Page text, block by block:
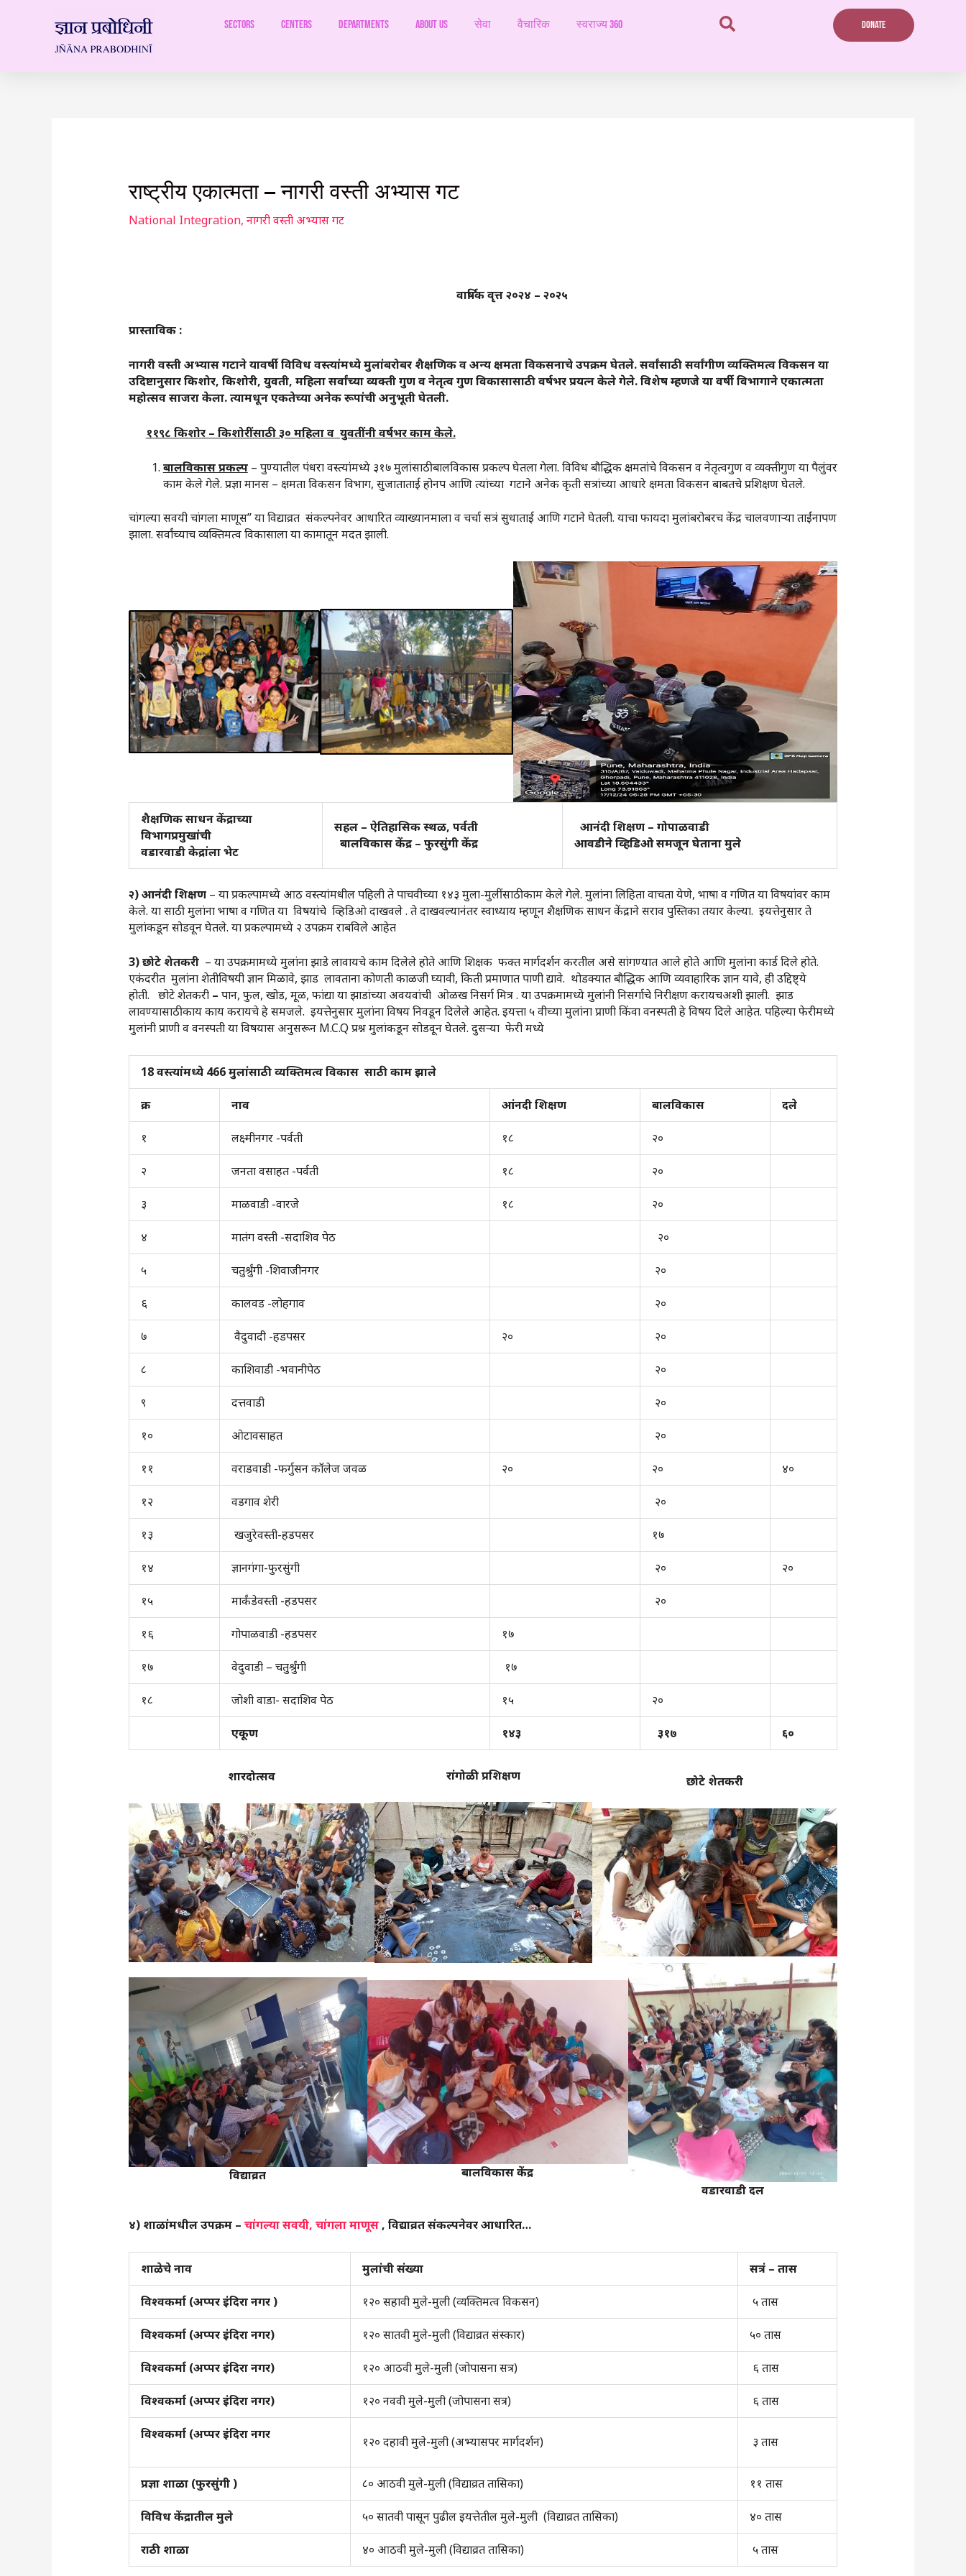
Sectors Centers Departments ABOUT US सेवा वैचारिक स्वराज्य 360 DONATE
राष्ट्रीय एकात्मता – नागरी वस्ती अभ्यास गट
National Integration, नागरी वस्ती अभ्यास गट
वार्षिक वृत्त२०२४ – २०२५
प्रास्ताविक :
नागरी वस्ती अभ्यास गटाने यावर्षी विविध वस्त्यांमध्ये मुलांबरोबर शैक्षणिक व अन्य क्षमता विकसनाचे उपक्रम घेतले. सर्वांसाठी सर्वांगीण व्यक्तिमत्व विकसन या
उदिष्टानुसार किशोर, किशोरी, युवती, महिला सर्वांच्या व्यक्ती गुण व नेतृत्व गुण विकासासाठी वर्षभर प्रयत्न केले गेले. विशेष म्हणजे या वर्षी विभागाने एकात्मता
महोत्सव साजरा केला. त्यामधून एकतेच्या अनेक रूपांची अनुभूती घेतली.
११९८ किशोर – किशोरींसाठी ३० महिला व युवतींनी वर्षभर काम केले.
बालविकास प्रकल्प– पुण्यातील पंधरा वस्त्यांमध्ये ३१७ मुलांसाठी बालविकास प्रकल्प घेतला गेला. विविध बौद्धिक क्षमतांचे विकसन व नेतृत्वगुण व व्यक्तीगुण या पैलुंवर
काम केले गेले. प्रज्ञा मानस – क्षमता विकसन विभाग, सुजाताताई होनप आणि त्यांच्या गटाने अनेक कृती सत्रांच्या आधारे क्षमता विकसन बाबतचे प्रशिक्षण घेतले.
चांगल्या सवयी चांगला माणूस” या विद्याव्रत संकल्पनेवर आधारित व्याख्यानमाला व चर्चा सत्रं सुधाताई आणि गटाने घेतली. याचा फायदा मुलांबरोबरच केंद्र चालवणाऱ्या ताईंनापण
झाला. सर्वांच्याच व्यक्तिमत्व विकासाला या कामातून मदत झाली.
शैक्षणिक साधन केंद्राच्या
विभागप्रमुखांची
वडारवाडी केद्रांला भेट
सहल – ऐतिहासिक स्थळ, पर्वती
बालविकास केंद्र – फुरसुंगी केंद्र
आनंदी शिक्षण – गोपाळवाडी
आवडीने व्हिडिओ समजून घेताना मुले
२) आनंदी शिक्षण – या प्रकल्पामध्ये आठ वस्त्यांमधील पहिली ते पाचवीच्या १४३ मुला-मुलींसाठी काम केले गेले. मुलांना लिहिता वाचता येणे, भाषा व गणित या विषयांवर काम
केले. या साठी मुलांना भाषा व गणित या विषयांचे व्हिडिओ दाखवले . ते दाखवल्यानंतर स्वाध्याय म्हणून शैक्षणिक साधन केंद्राने सराव पुस्तिका तयार केल्या. इयत्तेनुसार ते
मुलांकडून सोडवून घेतले. या प्रकल्पामध्ये २ उपक्रम राबविले आहेत
3) छोटे शेतकरी– या उपक्रमामध्ये मुलांना झाडे लावायचे काम दिलेले होते आणि शिक्षक फक्त मार्गदर्शन करतील असे सांगण्यात आले होते आणि मुलांना कार्ड दिले होते.
एकंदरीत मुलांना शेतीविषयी ज्ञान मिळावे, झाड लावताना कोणती काळजी घ्यावी, किती प्रमाणात पाणी द्यावे. थोडक्यात बौद्धिक आणि व्यवाहारिक ज्ञान यावे, ही उद्दिष्ट्ये
होती. छोटे शेतकरी– पान, फुल, खोड, मूळ, फांद्या या झाडांच्या अवयवांची ओळख निसर्ग मित्र . या उपक्रमामध्ये मुलांनी निसर्गाचे निरीक्षण करायचअशी झाली. झाड
लावण्यासाठी काय काय करायचे हे समजले. इयत्तेनुसार मुलांना विषय निवडून दिलेले आहेत. इयत्ता ५ वीच्या मुलांना प्राणी किंवा वनस्पती हे विषय दिले आहेत. पहिल्या फेरीमध्ये
मुलांनी प्राणी व वनस्पती या विषयास अनुसरून M.C.Q प्रश्न मुलांकडून सोडवून घेतले. दुसऱ्या फेरी मध्ये
18 वस्त्यांमध्ये 466 मुलांसाठी व्यक्तिमत्व विकास साठी काम झाले
क्र नाव आंनदी शिक्षण बालविकास दले
१ लक्ष्मीनगर -पर्वती १८ २०
२ जनता वसाहत -पर्वती १८ २०
३ माळवाडी -वारजे १८ २०
४ मातंग वस्ती -सदाशिव पेठ २०
५ चतुर्श्रुंगी -शिवाजीनगर २०
६ कालवड -लोहगाव २०
७ वैदुवादी -हडपसर २० २०
८ काशिवाडी -भवानीपेठ २०
९ दत्तवाडी २०
१० ओटावसाहत २०
११ वराडवाडी -फर्गुसन कॉलेज जवळ २० २० ४०
१२ वडगाव शेरी २०
१३ खजुरेवस्ती-हडपसर १७
१४ ज्ञानगंगा-फुरसुंगी २० २०
१५ मार्कंडेवस्ती -हडपसर २०
१६ गोपाळवाडी -हडपसर १७
१७ वेदुवाडी – चतुर्श्रुंगी १७
१८ जोशी वाडा- सदाशिव पेठ १५ २०
एकूण १४३ ३१७ ६०
शारदोत्सव रांगोळी प्रशिक्षण छोटे शेतकरी
विद्याव्रत
बालविकास केंद्र
वडारवाडी दल
४) शाळांमधील उपक्रम – चांगल्या सवयी, चांगला माणूस, विद्याव्रत संकल्पनेवर आधारित…
शाळेचे नाव मुलांची संख्या सत्रं – तास
विश्वकर्मा (अप्पर इंदिरा नगर ) १२० सहावी मुले-मुली (व्यक्तिमत्व विकसन) ५ तास
विश्वकर्मा (अप्पर इंदिरा नगर) १२० सातवी मुले-मुली (विद्याव्रत संस्कार) ५० तास
विश्वकर्मा (अप्पर इंदिरा नगर) १२० आठवी मुले-मुली (जोपासना सत्र) ६ तास
विश्वकर्मा (अप्पर इंदिरा नगर) १२० नववी मुले-मुली (जोपासना सत्र) ६ तास
विश्वकर्मा (अप्पर इंदिरा नगर १२० दहावी मुले-मुली (अभ्यासपर मार्गदर्शन) ३ तास
प्रज्ञा शाळा (फुरसुंगी ) ८० आठवी मुले-मुली (विद्याव्रत तासिका) ११ तास
विविध केंद्रातील मुले ५० सातवी पासून पुढील इयत्तेतील मुले-मुली (विद्याव्रत तासिका) ४० तास
राठी शाळा ४० आठवी मुले-मुली (विद्याव्रत तासिका) ५ तास